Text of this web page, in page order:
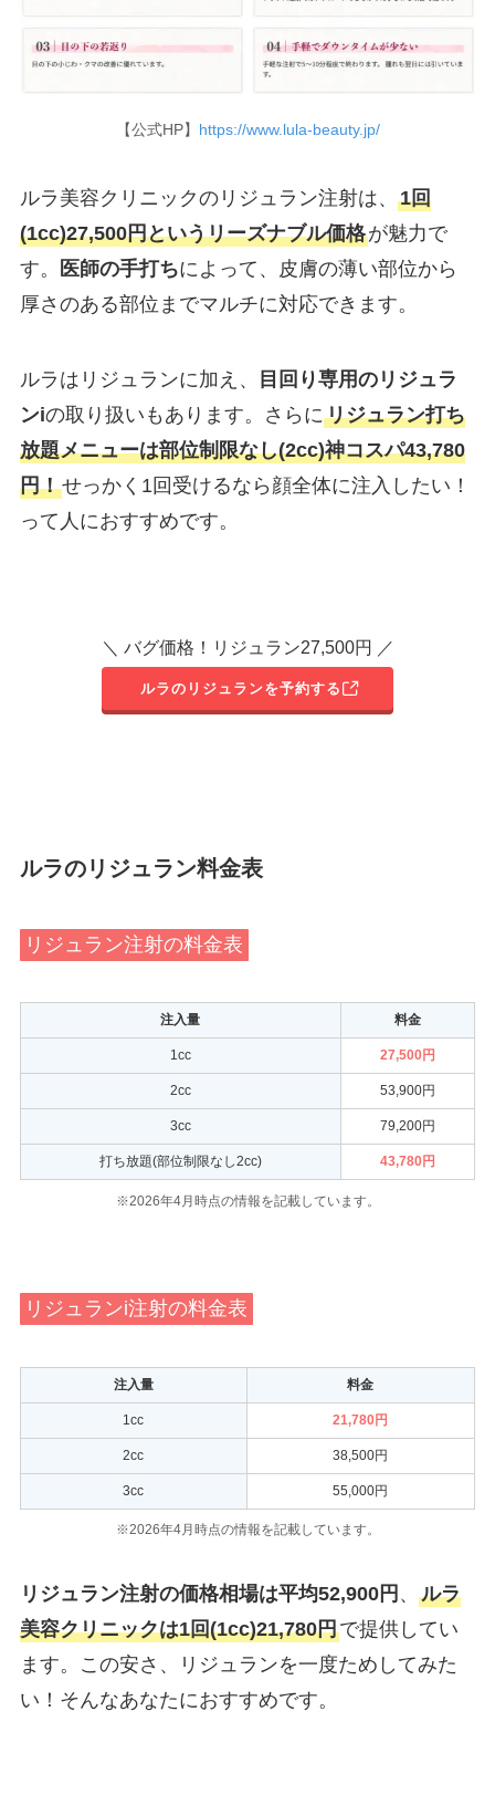
【公式HP】 https://www.lula-beauty.jp/
ルラ美容クリニックのリジュラン注射は、 1回
(1cc)27,500円というリーズナブル価格が魅力で
す。
医師の手打ちによって、皮膚の薄い部位から
厚さのある部位までマルチに対応できます。
ルラはリジュランに加え、
目回り専用のリジュラ
ンiの取り扱いもあります。さらにリジュラン打ち
放題メニューは部位制限なし(2cc)神コスパ43,780
円！せっかく1回受けるなら顔全体に注入したい！
って人におすすめです。
＼ バグ価格！リジュラン27,500円 ／
ルラのリジュランを予約する
ルラのリジュラン料金表
リジュラン注射の料金表
注入量 料金
1cc 27,500円
2cc 53,900円
3cc 79,200円
打ち放題(部位制限なし2cc) 43,780円
※2026年4月時点の情報を記載しています。
リジュランi注射の料金表
注入量 料金
1cc 21,780円
2cc 38,500円
3cc 55,000円
※2026年4月時点の情報を記載しています。
リジュラン注射の価格相場は平均52,900円 、 ルラ
美容クリニックは1回(1cc)21,780円で提供してい
ます。この安さ、リジュランを一度ためしてみた
い！そんなあなたにおすすめです。